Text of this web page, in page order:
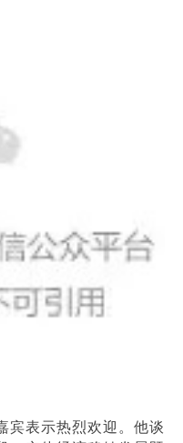
宾表示热烈欢迎。他谈